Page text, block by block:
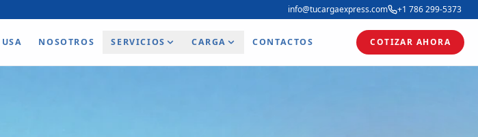
info@tucargaexpress.com +1 786 299-5373
USA NOSOTROS SERVICIOS CARGA CONTACTOS COTIZAR AHORA